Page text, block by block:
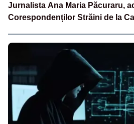
Jurnalista Ana Maria Păcuraru,
Corespondenților Străini de la